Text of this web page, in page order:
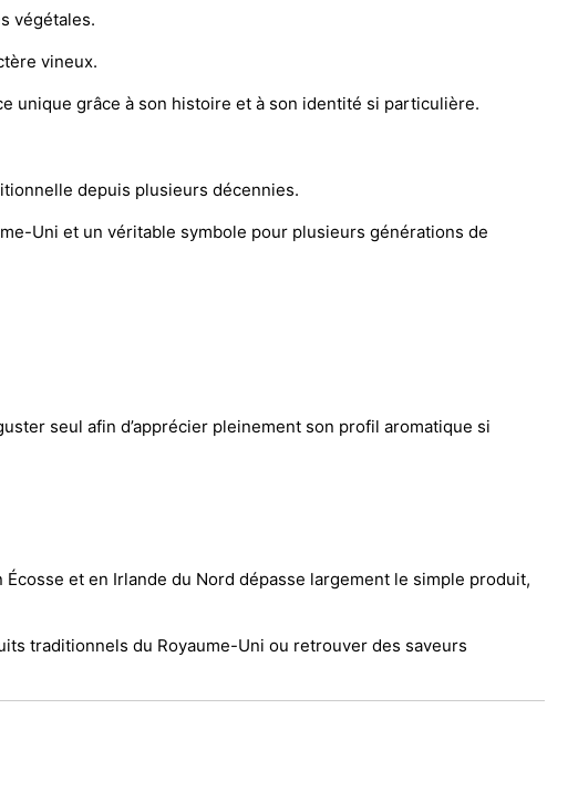
végétales.
vineux.
unique grâce à son histoire et à son identité si particulière.
depuis plusieurs décennies.
Uni et un véritable symbole pour plusieurs générations de
seul afin d’apprécier pleinement son profil aromatique si
Écosse et en Irlande du Nord dépasse largement le simple produit,
traditionnels du Royaume-Uni ou retrouver des saveurs